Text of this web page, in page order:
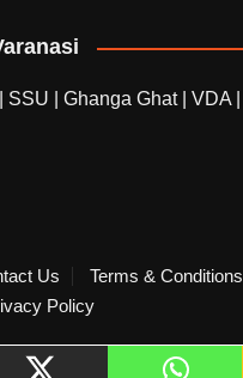
SSU Ghanga Ghat| VDA
Us
Terms & Conditions
Policy